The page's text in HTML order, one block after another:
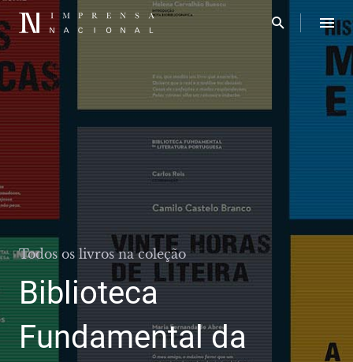
Todos os livros na coleção
Biblioteca
Fundamental da